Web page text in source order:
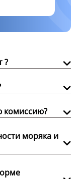
?
комиссию?
моряка и